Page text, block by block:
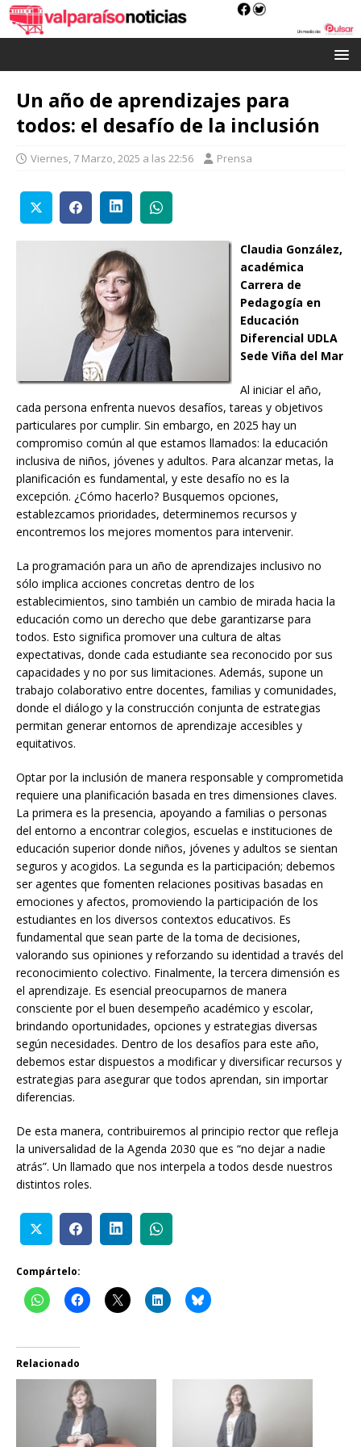
Un año de aprendizajes para
todos: el desafío de la inclusión
Viernes, 7 Marzo, 2025 a las 22:56 Prensa
Claudia González,
académica
Carrera de
Pedagogía en
Educación
Diferencial UDLA
Sede Viña del Mar
Al iniciar el año,
cada persona enfrenta nuevos desafíos, tareas y objetivos
particulares por cumplir. Sin embargo, en 2025 hay un
compromiso común al que estamos llamados: la educación
inclusiva de niños, jóvenes y adultos. Para alcanzar metas, la
planificación es fundamental, y este desafío no es la
excepción. ¿Cómo hacerlo? Busquemos opciones,
establezcamos prioridades, determinemos recursos y
encontremos los mejores momentos para intervenir.
La programación para un año de aprendizajes inclusivo no
sólo implica acciones concretas dentro de los
establecimientos, sino también un cambio de mirada hacia la
educación como un derecho que debe garantizarse para
todos. Esto significa promover una cultura de altas
expectativas, donde cada estudiante sea reconocido por sus
capacidades y no por sus limitaciones. Además, supone un
trabajo colaborativo entre docentes, familias y comunidades,
donde el diálogo y la construcción conjunta de estrategias
permitan generar entornos de aprendizaje accesibles y
equitativos.
Optar por la inclusión de manera responsable y comprometida
requiere una planificación basada en tres dimensiones claves.
La primera es la presencia, apoyando a familias o personas
del entorno a encontrar colegios, escuelas e instituciones de
educación superior donde niños, jóvenes y adultos se sientan
seguros y acogidos. La segunda es la participación; debemos
ser agentes que fomenten relaciones positivas basadas en
emociones y afectos, promoviendo la participación de los
estudiantes en los diversos contextos educativos. Es
fundamental que sean parte de la toma de decisiones,
valorando sus opiniones y reforzando su identidad a través del
reconocimiento colectivo. Finalmente, la tercera dimensión es
el aprendizaje. Es esencial preocuparnos de manera
consciente por el buen desempeño académico y escolar,
brindando oportunidades, opciones y estrategias diversas
según necesidades. Dentro de los desafíos para este año,
debemos estar dispuestos a modificar y diversificar recursos y
estrategias para asegurar que todos aprendan, sin importar
diferencias.
De esta manera, contribuiremos al principio rector que refleja
la universalidad de la Agenda 2030 que es “no dejar a nadie
atrás”. Un llamado que nos interpela a todos desde nuestros
distintos roles.
Compártelo:
Relacionado